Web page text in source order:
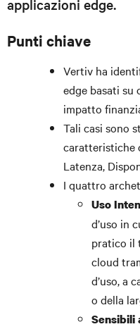
applicazioni edge.
Punti chiave
Vertiv ha
edge basati
impatto
Tali casi sono
caratteristiche
Latenza,
I quattro
Uso
d’uso in
pratico il
cloud
d’uso, a
o della
Sensibili